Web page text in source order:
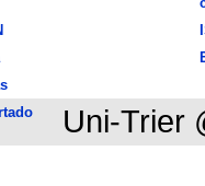
Uni-Trier